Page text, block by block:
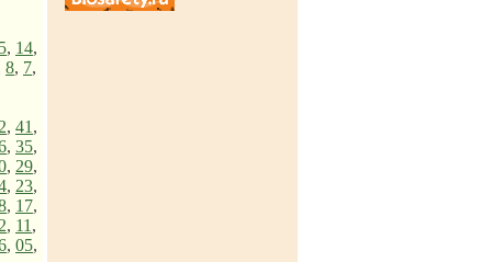
, 14,
8, 7,
, 41 ,
, 35,
, 29,
, 23,
, 17,
, 11 ,
, 05,